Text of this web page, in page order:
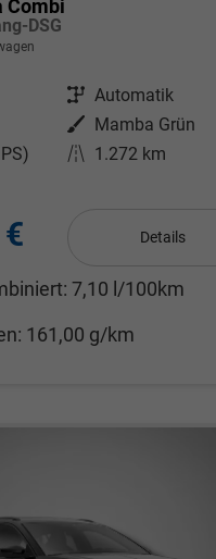
Combi
DSG
Getriebe Automatik
Außenfarbe Mamba Grün
Kilometerstand 1.272 km
Details
7,10 l/100km
161,00 g/km